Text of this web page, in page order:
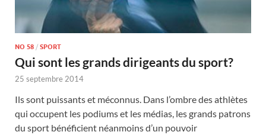
NO 58 / SPORT
Qui sont les grands dirigeants du sport?
25 septembre 2014
Ils sont puissants et méconnus. Dans l’ombre des athlètes
qui occupent les podiums et les médias, les grands patrons
du sport bénéficient néanmoins d’un pouvoir